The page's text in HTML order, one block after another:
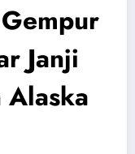
Janji
Alaska